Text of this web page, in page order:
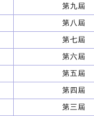
第九屆
第八屆
第七屆
第六屆
第五屆
第四屆
第三屆